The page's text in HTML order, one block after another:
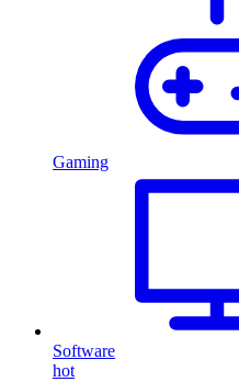
Gaming
Software
hot